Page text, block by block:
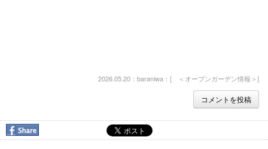
2026.05.20：baraniwa：[ ＜オープンガーデン情報＞]
コメントを投稿